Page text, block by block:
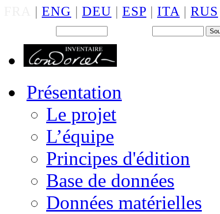
| ENG | DEU | ESP | ITA | RUS
Présentation
Le projet
L’équipe
Principes d'édition
Base de données
Données matérielles